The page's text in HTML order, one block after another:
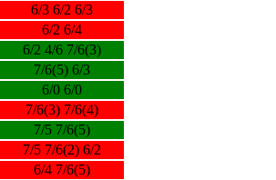
6/3 6/2 6/3
6/2 6/4
6/2 4/6 7/6(3)
7/6(5) 6/3
6/0 6/0
7/6(3) 7/6(4)
7/5 7/6(5)
7/5 7/6(2) 6/2
6/4 7/6(5)